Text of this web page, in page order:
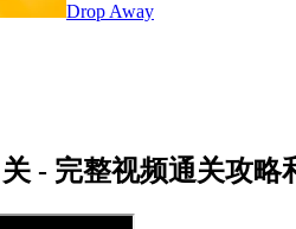
Drop Away
- 完整视频通关攻略